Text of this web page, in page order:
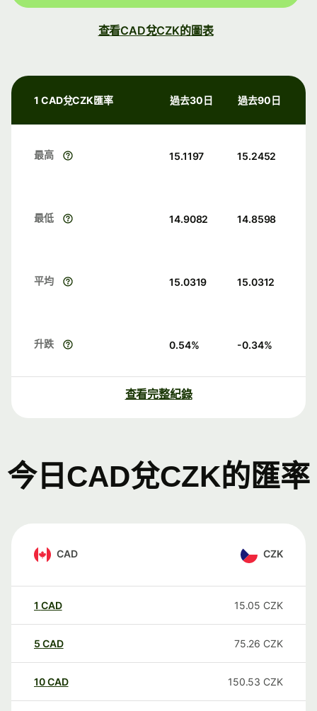
查看CAD兌CZK的圖表
1 CAD兌CZK匯率 過去30日 過去90日
最高 15.1197 15.2452
最低 14.9082 14.8598
平均 15.0319 15.0312
升跌 0.54% -0.34%
查看完整紀錄
今日CAD兌CZK的匯率
CAD CZK
1 CAD 15.05 CZK
5 CAD 75.26 CZK
10CAD 150.53 CZK